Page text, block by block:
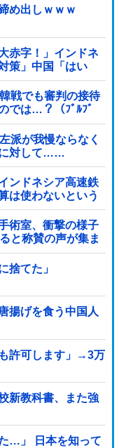
め出しｗｗｗ
赤字！」インドネ
策」中国「はい
伸計画！（実質中
戦でも審判の接待
では…？（ﾌﾞﾙﾌﾞ
派が我慢ならなく
に対して……
ンドネシア高速鉄
は使わないという
術室、衝撃の様子
と称賛の声が集ま
捨てた」
揚げを食う中国人
許可します」→3万
新教科書、また強
…」 日本を知って